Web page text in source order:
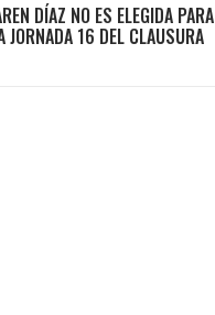
DÍAZ NO ES ELEGIDA PARA
JORNADA 16 DEL CLAUSURA